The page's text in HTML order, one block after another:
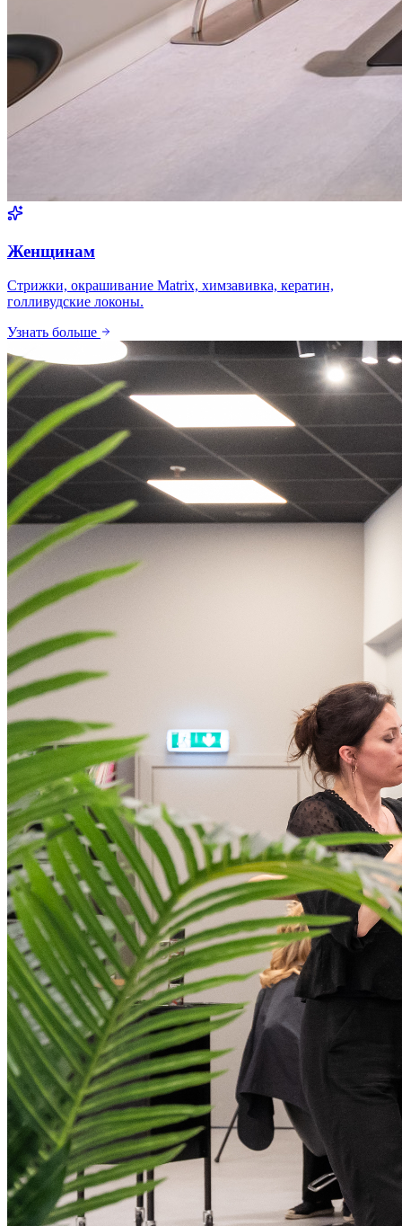
Женщинам
Стрижки, окрашивание Matrix, химзавивка, кератин,
голливудские локоны.
Узнать больше